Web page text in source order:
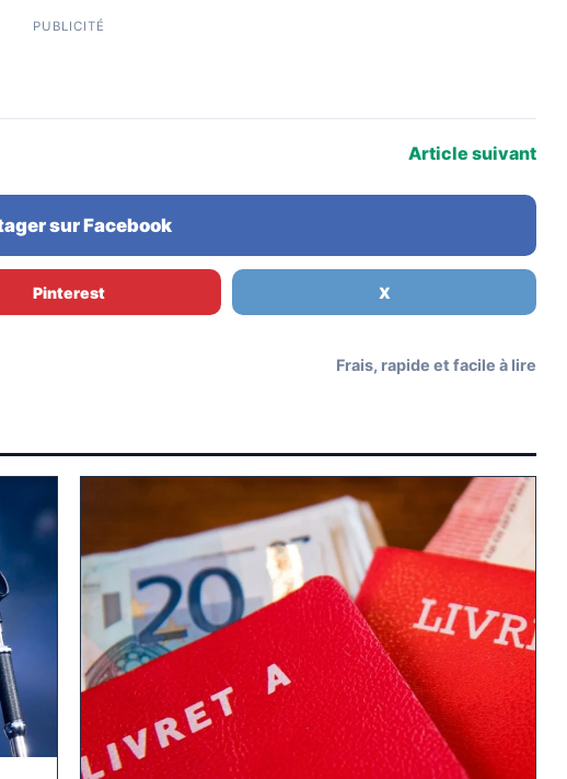
PUBLICITÉ
Article suivant
sur Facebook
Pinterest X
Frais, rapide et facile à lire